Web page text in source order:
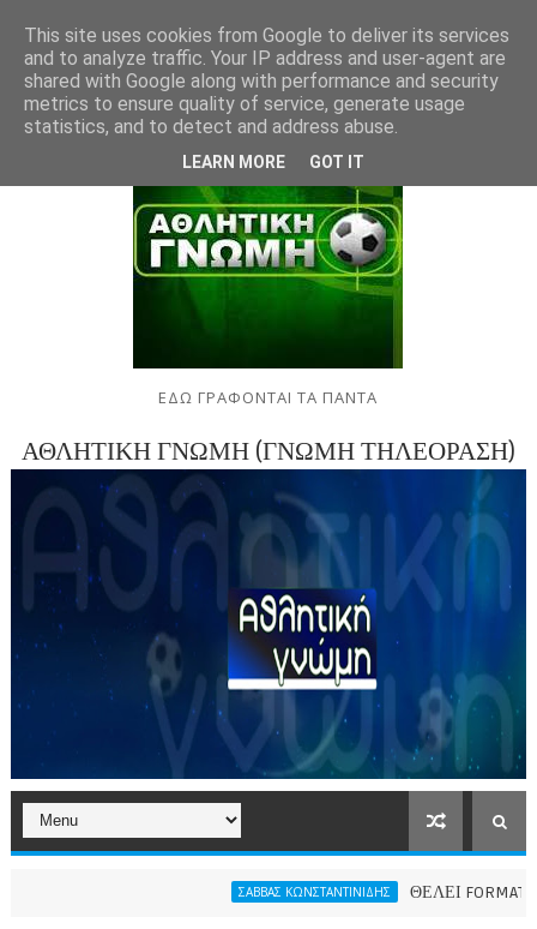
ΕΔΩ ΓΡΑΦΟΝΤΑΙ ΤΑ ΠΑΝΤΑ
ΑΘΛΗΤΙΚΗ ΓΝΩΜΗ (ΓΝΩΜΗ ΤΗΛΕΟΡΑΣΗ)
ΣΑΒΒΑΣ ΚΩΝΣΤΑΝΤΙΝΙΔΗΣ ΘΕΛΕΙ FORMAT O ΑΡΗΣ
This site uses cookies from Google to deliver its services
and to analyze traffic. Your IP address and user-agent are
shared with Google along with performance and security
metrics to ensure quality of service, generate usage
statistics, and to detect and address abuse.
LEARN MORE GOT IT